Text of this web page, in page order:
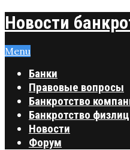
Новости
Menu
Банки
Правовые вопросы
Банкротство
Банкротство физлиц
Новости
Форум